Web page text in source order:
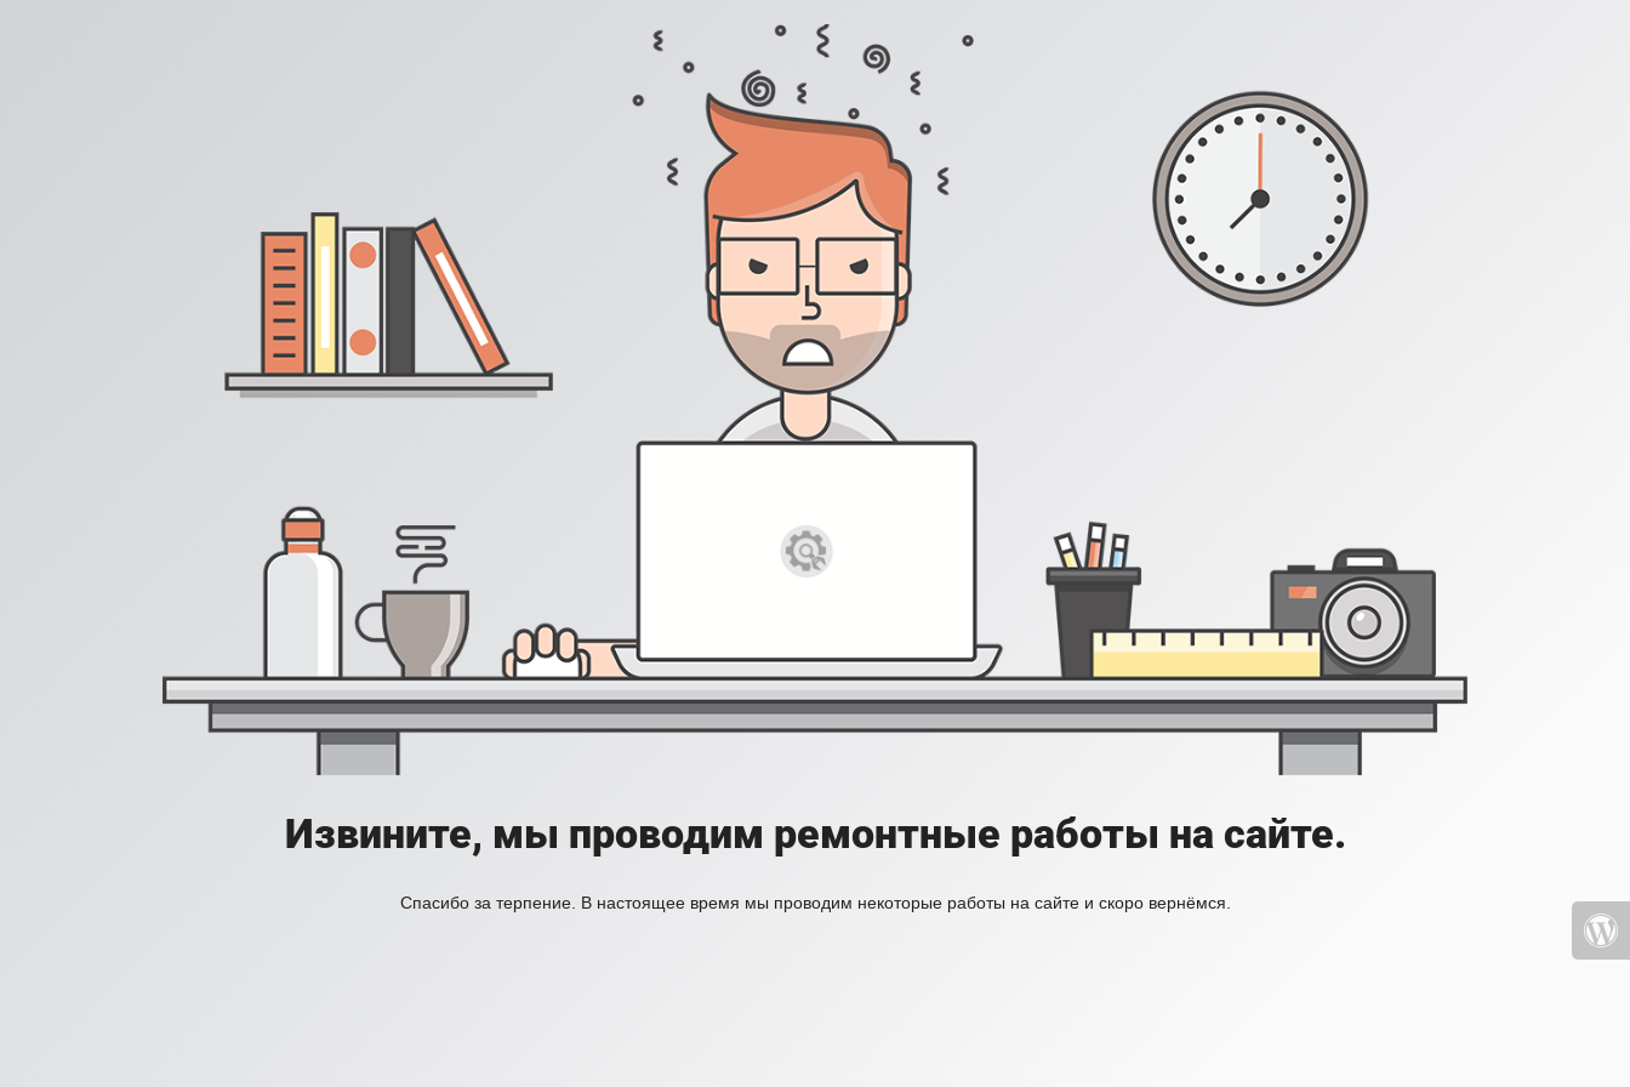
Извините, мы проводим ремонтные работы на сайте.
Спасибо за терпение. В настоящее время мы проводим некоторые работы на сайте и скоро вернёмся.